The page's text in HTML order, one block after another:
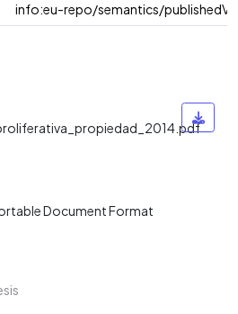
info:eu-repo/semantics/
Document Format